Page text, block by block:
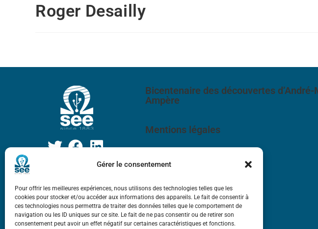
Gérer le consentement
Pour offrir les meilleures expériences, nous utilisons des technologies telles que les
cookies pour stocker et/ou accéder aux informations des appareils. Le fait de consentir à
ces technologies nous permettra de traiter des données telles que le comportement de
navigation ou les ID uniques sur ce site. Le fait de ne pas consentir ou de retirer son
consentement peut avoir un effet négatif sur certaines caractéristiques et fonctions.
Roger Desailly
Bicentenaire des découvertes d’André-
Ampère
Mentions légales